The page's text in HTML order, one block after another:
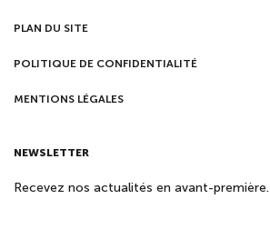
PLAN DU SITE
POLITIQUE DE CONFIDENTIALITÉ
MENTIONS LÉGALES
NEWSLETTER
Recevez nos actualités en avant-première.